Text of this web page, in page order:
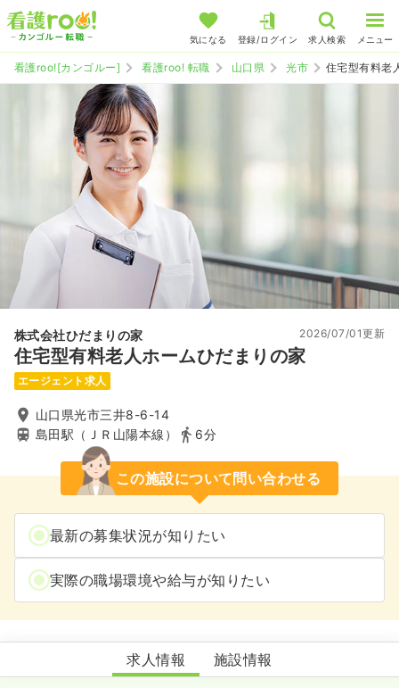
気になる 登録/ログイン 求人検索 メニュー
看護roo![カンゴルー] 看護roo! 転職 山口県 光市 住宅型有料老
株式会社ひだまりの家
住宅型有料老人ホームひだまりの家
2026/07/01更新
エージェント求人
山口県光市三井8-6-14
島田駅（ＪＲ山陽本線）
6分
この施設について問い合わせる
最新の募集状況が知りたい
実際の職場環境や給与が知りたい
住宅型有料老人ホームひだまりの家
求人情報 施設情報